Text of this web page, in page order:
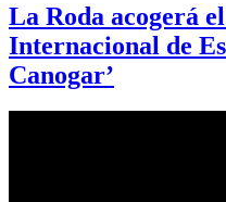
La Roda acogerá
Internacional de
Canogar’